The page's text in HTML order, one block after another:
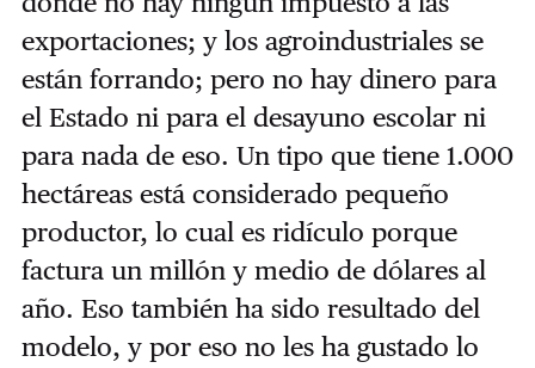
exportaciones; y los agroindustriales se
están forrando; pero no hay dinero para
el Estado ni para el desayuno escolar ni
para nada de eso. Un tipo que tiene 1.000
hectáreas está considerado pequeño
productor, lo cual es ridículo porque
factura un millón y medio de dólares al
año. Eso también ha sido resultado del
modelo, y por eso no les ha gustado lo